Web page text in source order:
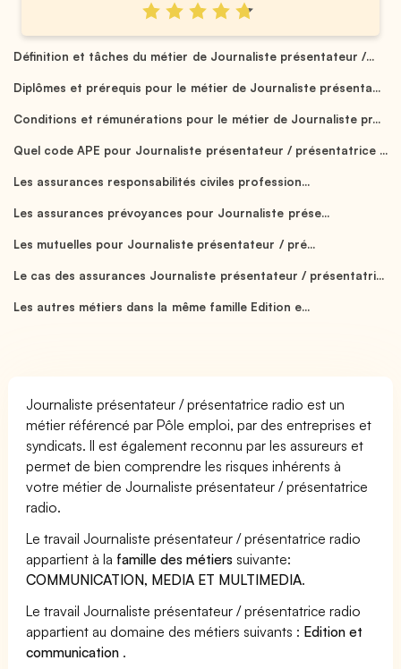
Définition et tâches du métier de Journaliste présentateur /...
Diplômes et prérequis pour le métier de Journaliste présenta...
Conditions et rémunérations pour le métier de Journaliste pr...
Quel code APE pour Journaliste présentateur / présentatrice ...
Les assurances responsabilités civiles profession...
Les assurances prévoyances pour Journaliste prése...
Les mutuelles pour Journaliste présentateur / pré...
Le cas des assurances Journaliste présentateur / présentatri...
Les autres métiers dans la même famille Edition e...
Journaliste présentateur / présentatrice radio est un
métier référencé par Pôle emploi, par des entreprises et
syndicats. Il est également reconnu par les assureurs et
permet de bien comprendre les risques inhérents à
votre métier de Journaliste présentateur / présentatrice
radio.
Le travail Journaliste présentateur / présentatrice radio
appartient à la famille des métiers suivante:
COMMUNICATION, MEDIA ET MULTIMEDIA.
Le travail Journaliste présentateur / présentatrice radio
appartient au domaine des métiers suivants : Edition et
communication .